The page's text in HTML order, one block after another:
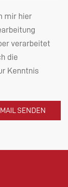
mir hier
verarbeitet
die
Kenntnis